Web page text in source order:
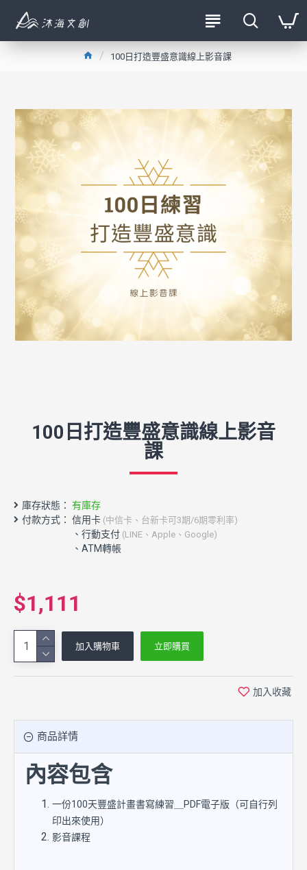
100日打造豐盛意識線上影音課
100日打造豐盛意識線上影音
課
庫存狀態： 有庫存
付款方式： 信用卡 (中信卡、台新卡可3期/6期零利率)
$1,111
加入購物車 立即購買
加入收藏
商品詳情
內容包含
一份100天豐盛計畫書寫練習＿PDF電子版（可自行列
印出來使用）
影音課程